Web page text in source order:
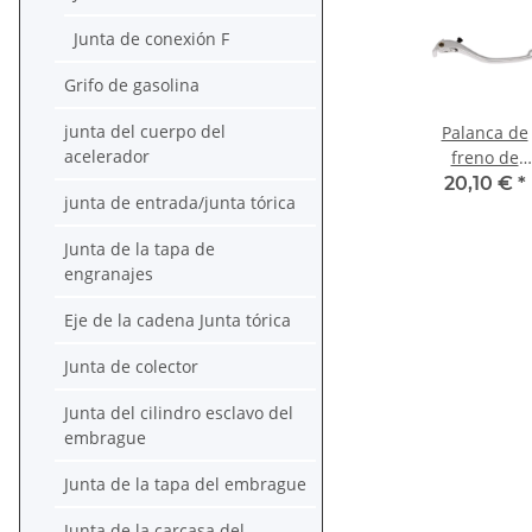
Palanca de
freno de
aluminio para
20,10 € *
Junta de conexión F
Grifo de gasolina
junta del cuerpo del
acelerador
junta de entrada/junta tórica
Junta de la tapa de
engranajes
Eje de la cadena Junta tórica
Junta de colector
Junta del cilindro esclavo del
embrague
Junta de la tapa del embrague